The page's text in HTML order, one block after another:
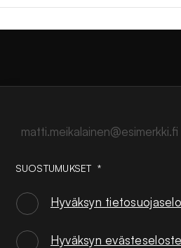
SUOSTUMUKSET *
Hyväksyn
SUOSTUMUKSET
Hyväksyn